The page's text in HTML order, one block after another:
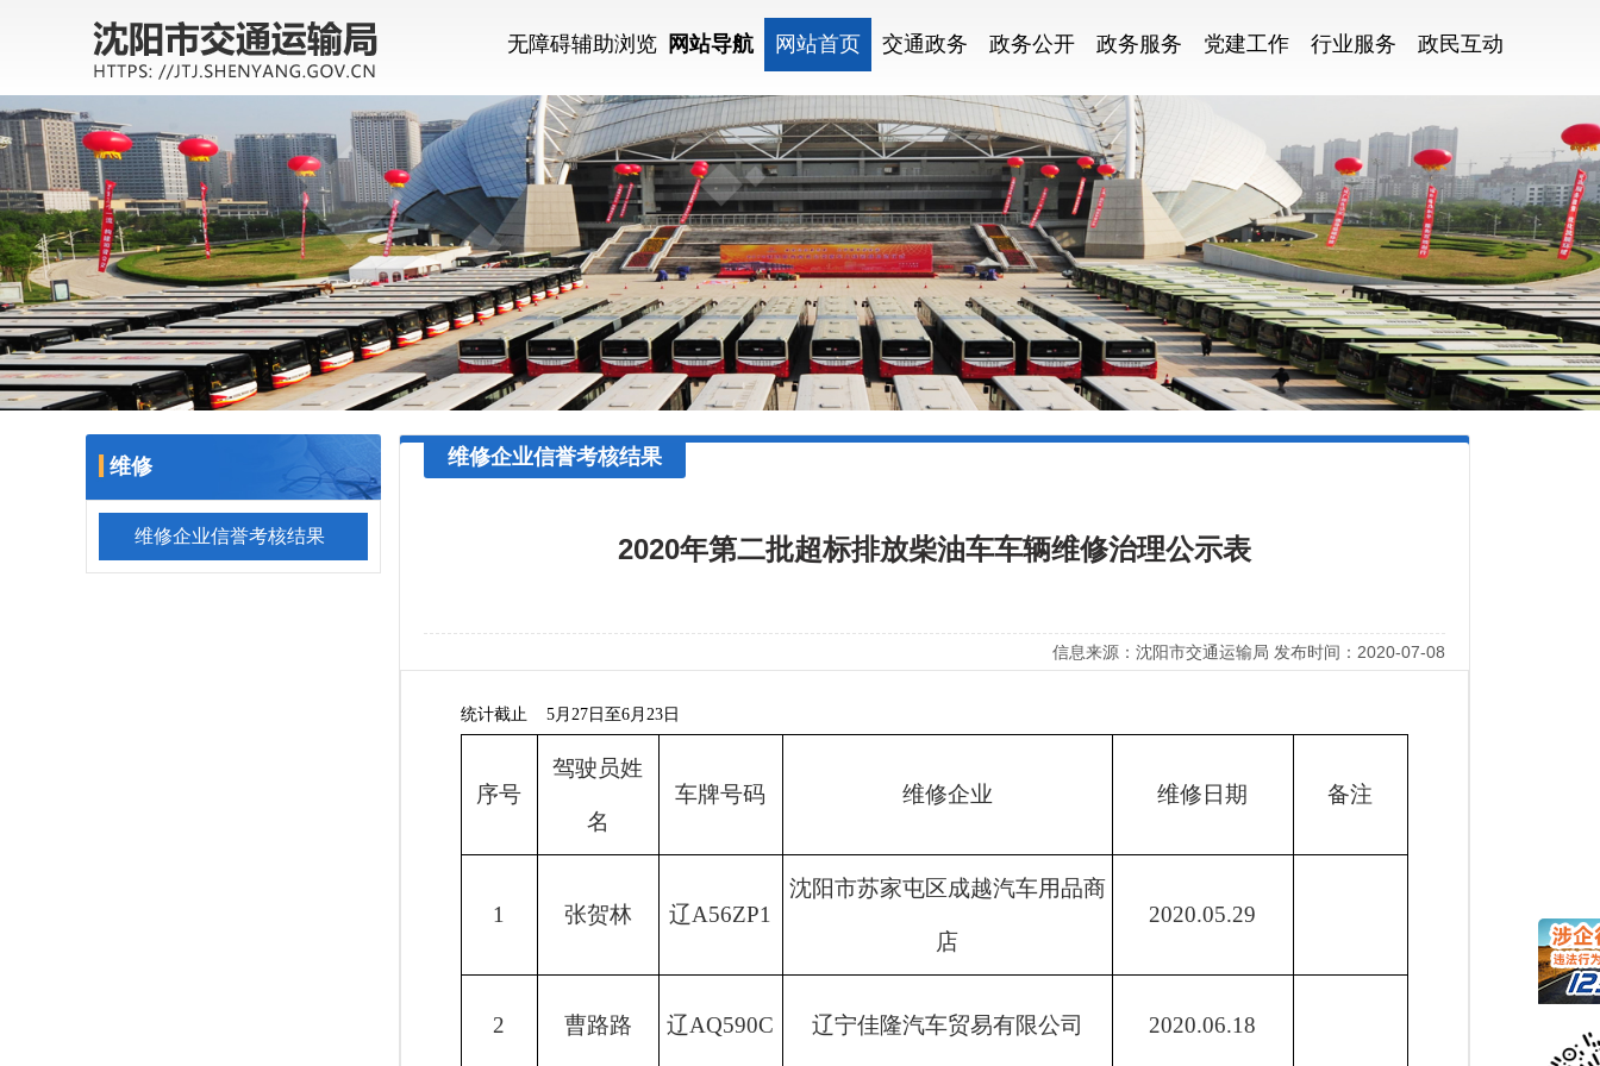
无障碍辅助浏览 网站导航 网站首页 交通政务 政务公开 政务服务 党建工作 行业服务 政民互动
维修
维修企业信誉考核结果
维修企业信誉考核结果
2020年第二批超标排放柴油车车辆维修治理公示表
信息来源：沈阳市交通运输局 发布时间：2020-07-08
统计截止 5月27日至6月23日
序号
驾驶员姓
名
车牌号码 维修企业 维修日期 备注
1 张贺林 辽A56ZP1
沈阳市苏家屯区成越汽车用品商
店
2020.05.29
2 曹路路 辽AQ590C 辽宁佳隆汽车贸易有限公司 2020.06.18